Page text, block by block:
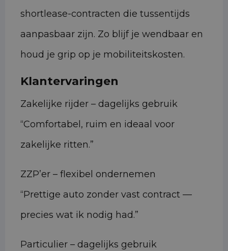
shortlease-contracten die tussentijds
aanpasbaar zijn. Zo blijf je wendbaar en
houd je grip op je mobiliteitskosten.
Klantervaringen
Zakelijke rijder – dagelijks gebruik
“Comfortabel, ruim en ideaal voor
zakelijke ritten.”
ZZP’er – flexibel ondernemen
“Prettige auto zonder vast contract —
precies wat ik nodig had.”
Particulier – dagelijks gebruik